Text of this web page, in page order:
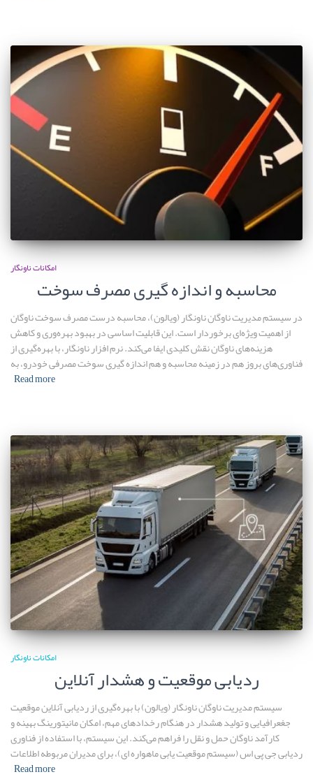
امکانات ناونگار
محاسبه و اندازه گیری مصرف سوخت
در سیستم مدیریت ناوگان ناونگار (ویالون)، محاسبه درست مصرف سوخت ناوگان
از اهمیت ویژه‌ای برخوردار است. این قابلیت اساسی در بهبود بهره‌وری و کاهش
هزینه‌های ناوگان نقش کلیدی ایفا می‌کند. نرم افزار ناونگار، با بهره‌گیری از
فناوری‌های بروز هم در زمینه محاسبه و هم اندازه گیری سوخت مصرفی خودرو، به
Read more
امکانات ناونگار
ردیابی موقعیت و هشدار آنلاین
سیستم مدیریت ناوگان ناونگار (ویالون) با بهره‌گیری از ردیابی آنلاین موقعیت
جغعرافیایی و تولید هشدار در هنگام رخدادهای مهم، امکان مانیتورینگ بهینه و
کارآمد ناوگان حمل و نقل را فراهم می‌کند. این سیستم، با استفاده از فناوری
ردیابی جی پی اس (سیستم موقعیت یابی ماهواره ای)، برای مدیران مربوطه اطلاعات
Read more